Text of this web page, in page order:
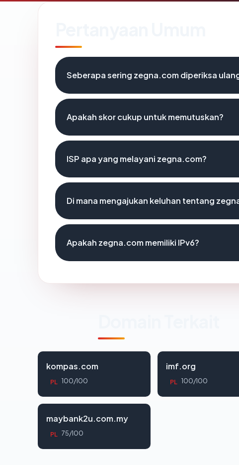
Seberapa sering zegna.com diperiksa
Apakah skor cukup untuk memutuskan?
ISP apa yang melayani zegna.com?
Di mana mengajukan keluhan tentang
Apakah zegna.com memiliki IPv6?
kompas.com
PL 100/100
imf.org
PL 100/100
maybank2u.com.my
PL 75/100